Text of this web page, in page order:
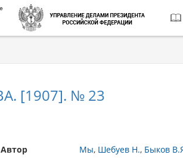
[1907]. № 23
Автор Мы Шебуев Н. Быков